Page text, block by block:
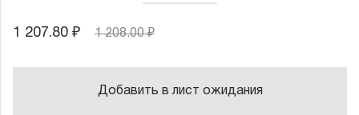
1 207.80 ₽ 1 208.00 ₽
Добавить в лист ожидания